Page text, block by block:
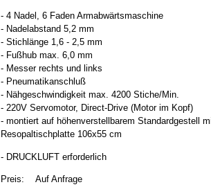
- 4 Nadel, 6 Faden Armabwärtsmaschine
- Nadelabstand 5,2 mm
- Stichlänge 1,6 - 2,5 mm
- Fußhub max. 6,0 mm
- Messer rechts und links
- Pneumatikanschluß
- Nähgeschwindigkeit max. 4200 Stiche/Min.
- 220V Servomotor, Direct-Drive (Motor im Kopf)
- montiert auf höhenverstellbarem Standardgestell
Resopaltischplatte 106x55 cm
- DRUCKLUFT erforderlich
Auf Anfrage
Preis: